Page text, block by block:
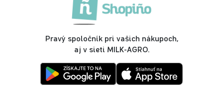
Pravý spoločník pri vašich nákupoch,
aj v sieti MILK-AGRO.